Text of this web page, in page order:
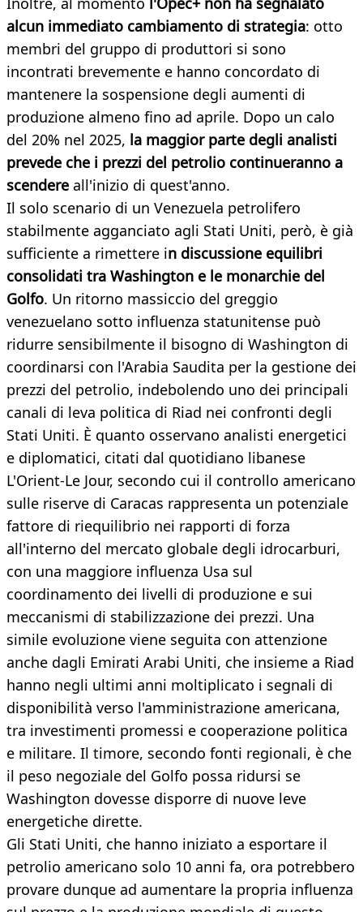
alcun immediato cambiamento di strategia: otto
membri del gruppo di produttori si sono
incontrati brevemente e hanno concordato di
mantenere la sospensione degli aumenti di
produzione almeno fino ad aprile. Dopo un calo
del 20% nel 2025, la maggior parte degli analisti
prevede che i prezzi del petrolio continueranno a
scendere all'inizio di quest'anno.
Il solo scenario di un Venezuela petrolifero
stabilmente agganciato agli Stati Uniti, però, è già
sufficiente a rimettere in discussione equilibri
consolidati tra Washington e le monarchie del
Golfo. Un ritorno massiccio del greggio
venezuelano sotto influenza statunitense può
ridurre sensibilmente il bisogno di Washington di
coordinarsi con l'Arabia Saudita per la gestione dei
prezzi del petrolio, indebolendo uno dei principali
canali di leva politica di Riad nei confronti degli
Stati Uniti. È quanto osservano analisti energetici
e diplomatici, citati dal quotidiano libanese
L'Orient-Le Jour, secondo cui il controllo americano
sulle riserve di Caracas rappresenta un potenziale
fattore di riequilibrio nei rapporti di forza
all'interno del mercato globale degli idrocarburi,
con una maggiore influenza Usa sul
coordinamento dei livelli di produzione e sui
meccanismi di stabilizzazione dei prezzi. Una
simile evoluzione viene seguita con attenzione
anche dagli Emirati Arabi Uniti, che insieme a Riad
hanno negli ultimi anni moltiplicato i segnali di
disponibilità verso l'amministrazione americana,
tra investimenti promessi e cooperazione politica
e militare. Il timore, secondo fonti regionali, è che
il peso negoziale del Golfo possa ridursi se
Washington dovesse disporre di nuove leve
energetiche dirette.
Gli Stati Uniti, che hanno iniziato a esportare il
petrolio americano solo 10 anni fa, ora potrebbero
provare dunque ad aumentare la propria influenza